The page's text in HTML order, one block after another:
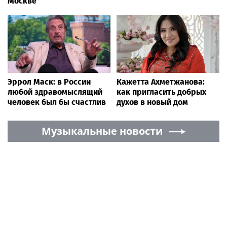
Эррол Маск: в России
любой здравомыслящий
человек был бы счастлив
Кажетта Ахметжанова:
как пригласить добрых
духов в новый дом
Музыкальные новости